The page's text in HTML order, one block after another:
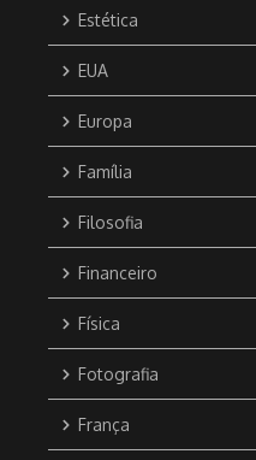
Estética
EUA
Europa
Família
Filosofia
Financeiro
Física
Fotografia
França